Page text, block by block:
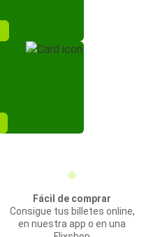
Fácil de comprar
Consigue tus billetes online,
en nuestra app o en una